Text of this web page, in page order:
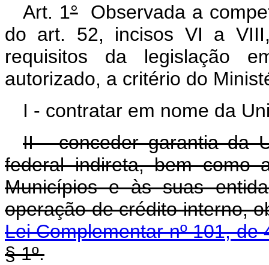
Art. 1°Observada a
do art. 52, incisos VI a
requisitos da legislação
autorizado, a critério do
I - contratar em nome da
II - conceder garantia da
federal indireta, bem como
Municípios e às suas
operação de crédito interno,
Lei Complementar nº 101, de
§ 1º.